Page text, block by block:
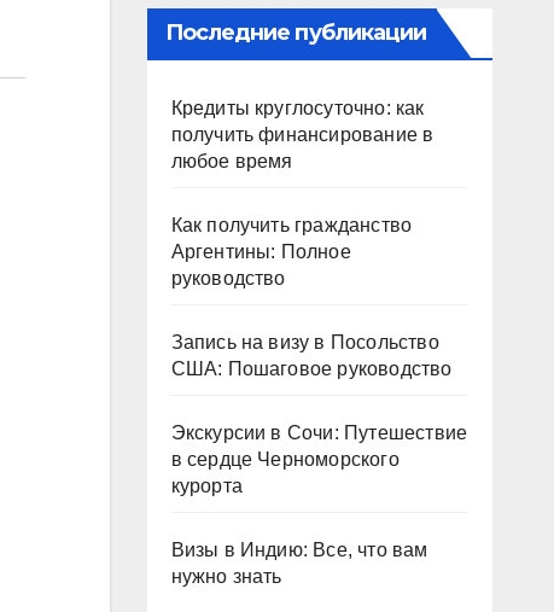
Последние публикации
Кредиты круглосуточно: как
получить финансирование в
любое время
Как получить гражданство
Аргентины: Полное
руководство
Запись на визу в Посольство
США: Пошаговое руководство
Экскурсии в Сочи: Путешествие
в сердце Черноморского
курорта
Визы в Индию: Все, что вам
нужно знать